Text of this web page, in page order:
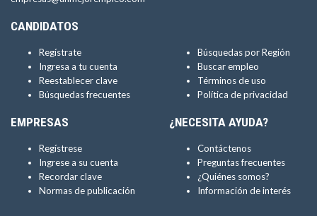
CANDIDATOS
Regístrate
Ingresa a tu cuenta
Reestablecer clave
Búsquedas frecuentes
Búsquedas por Región
Buscar empleo
Términos de uso
Política de privacidad
EMPRESAS
Regístrese
Ingrese a su cuenta
Recordar clave
Normas de publicación
¿NECESITA AYUDA?
Contáctenos
Preguntas frecuentes
¿Quiénes somos?
Información de interés